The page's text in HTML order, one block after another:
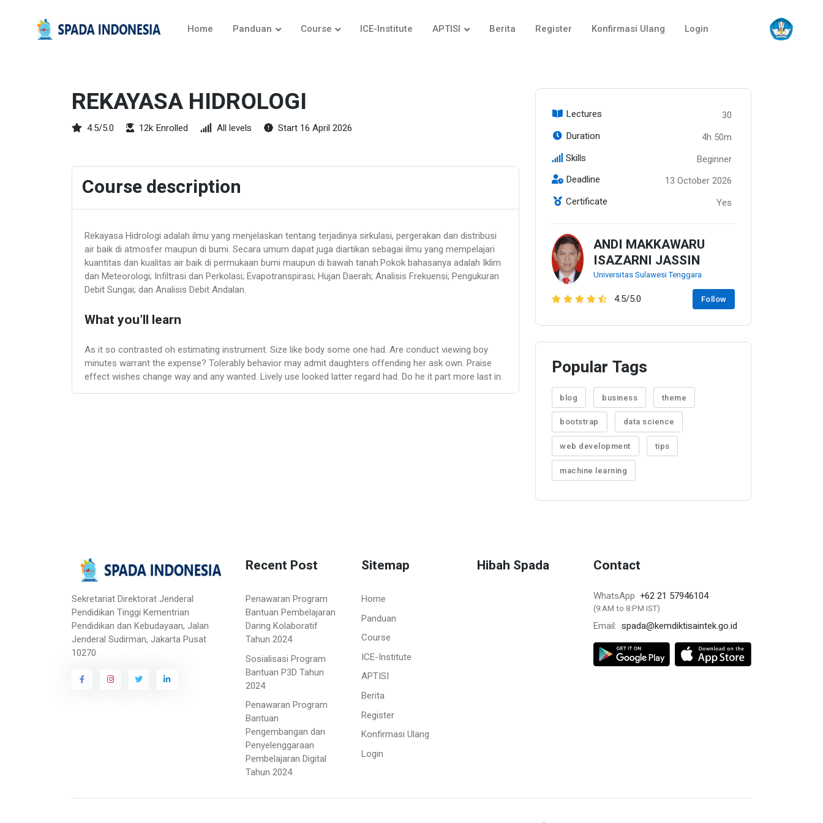
Home Panduan Course ICE-Institute APTISI Berita Register Konfirmasi Ulang Login
REKAYASA HIDROLOGI
4.5/5.0 12k Enrolled All levels Start 16 April 2026
Course description
Rekayasa Hidrologi adalah ilmu yang menjelaskan tentang terjadinya sirkulasi, pergerakan dan distribusi
air baik di atmosfer maupun di bumi. Secara umum dapat juga diartikan sebagai ilmu yang mempelajari
kuantitas dan kualitas air baik di permukaan bumi maupun di bawah tanah.Pokok bahasanya adalah Iklim
dan Meteorologi; Infiltrasi dan Perkolasi; Evapotranspirasi; Hujan Daerah; Analisis Frekuensi; Pengukuran
Debit Sungai; dan Analisis Debit Andalan.
What you’ll learn
As it so contrasted oh estimating instrument. Size like body some one had. Are conduct viewing boy
minutes warrant the expense? Tolerably behavior may admit daughters offending her ask own. Praise
effect wishes change way and any wanted. Lively use looked latter regard had. Do he it part more last in.
Lectures 30
Duration 4h 50m
Skills Beginner
Deadline 13 October 2026
Certificate Yes
ANDI MAKKAWARU
ISAZARNI JASSIN
Universitas Sulawesi Tenggara
4.5/5.0 Follow
Popular Tags
blog business theme
bootstrap data science
web development tips
machine learning
Sekretariat Direktorat Jenderal
Pendidikan Tinggi Kementrian
Pendidikan dan Kebudayaan, Jalan
Jenderal Sudirman, Jakarta Pusat
10270
Recent Post
Penawaran Program
Bantuan Pembelajaran
Daring Kolaboratif
Tahun 2024
Sosialisasi Program
Bantuan P3D Tahun
2024
Penawaran Program
Bantuan
Pengembangan dan
Penyelenggaraan
Pembelajaran Digital
Tahun 2024
Sitemap
Home
Panduan
Course
ICE-Institute
APTISI
Berita
Register
Konfirmasi Ulang
Login
Hibah Spada Contact
WhatsApp +62 21 57946104
(9:AM to 8:PM IST)
Email: spada@kemdiktisaintek.go.id